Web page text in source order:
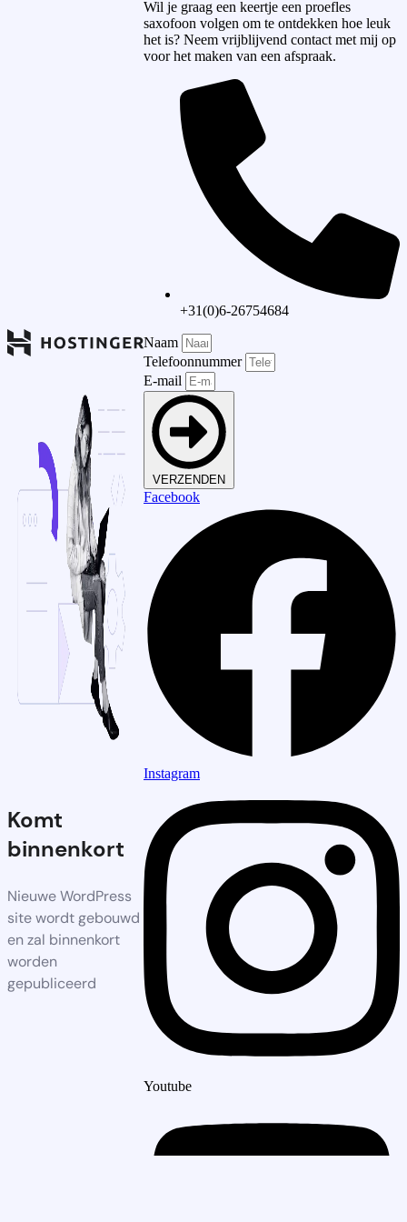
Komt
binnenkort
Nieuwe WordPress
site wordt gebouwd
en zal binnenkort
worden
gepubliceerd
Wil je graag een keertje een proefles
saxofoon volgen om te ontdekken hoe leuk
het is? Neem vrijblijvend contact met mij op
voor het maken van een afspraak.
+31(0)6-26754684
Naam
Telefoonnummer
E-mail
VERZENDEN
Facebook
Instagram
Youtube